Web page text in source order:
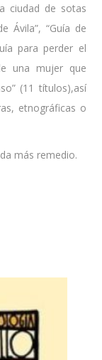
ciudad de sotas
Ávila”, “Guía de
para perder el
una mujer que
(11 títulos),así
etnográficas o
más remedio.